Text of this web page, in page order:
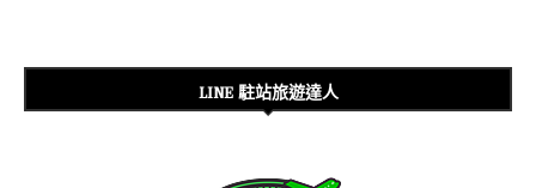
LINE 駐站旅遊達人